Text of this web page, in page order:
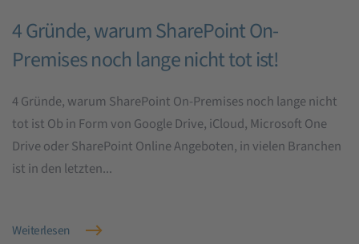
4 Gründe, warum SharePoint On-
Premises noch lange nicht tot ist!
4 Gründe, warum SharePoint On-Premises noch lange nicht
tot ist Ob in Form von Google Drive, iCloud, Microsoft One
Drive oder SharePoint Online Angeboten, in vielen Branchen
ist in den letzten...
Weiterlesen